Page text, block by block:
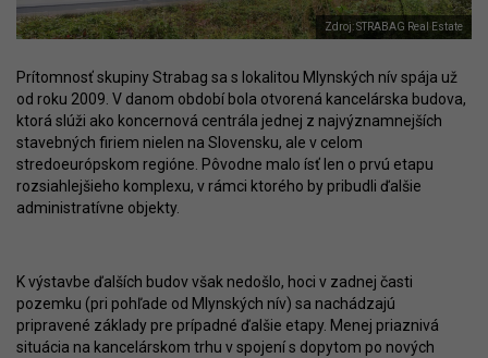
Zdroj: STRABAG Real Estate
Prítomnosť skupiny Strabag sa s lokalitou Mlynských nív spája už
od roku 2009. V danom období bola otvorená kancelárska budova,
ktorá slúži ako koncernová centrála jednej z najvýznamnejších
stavebných firiem nielen na Slovensku, ale v celom
stredoeurópskom regióne. Pôvodne malo ísť len o prvú etapu
rozsiahlejšieho komplexu, v rámci ktorého by pribudli ďalšie
administratívne objekty.
K výstavbe ďalších budov však nedošlo, hoci v zadnej časti
pozemku (pri pohľade od Mlynských nív) sa nachádzajú
pripravené základy pre prípadné ďalšie etapy. Menej priaznivá
situácia na kancelárskom trhu v spojení s dopytom po nových